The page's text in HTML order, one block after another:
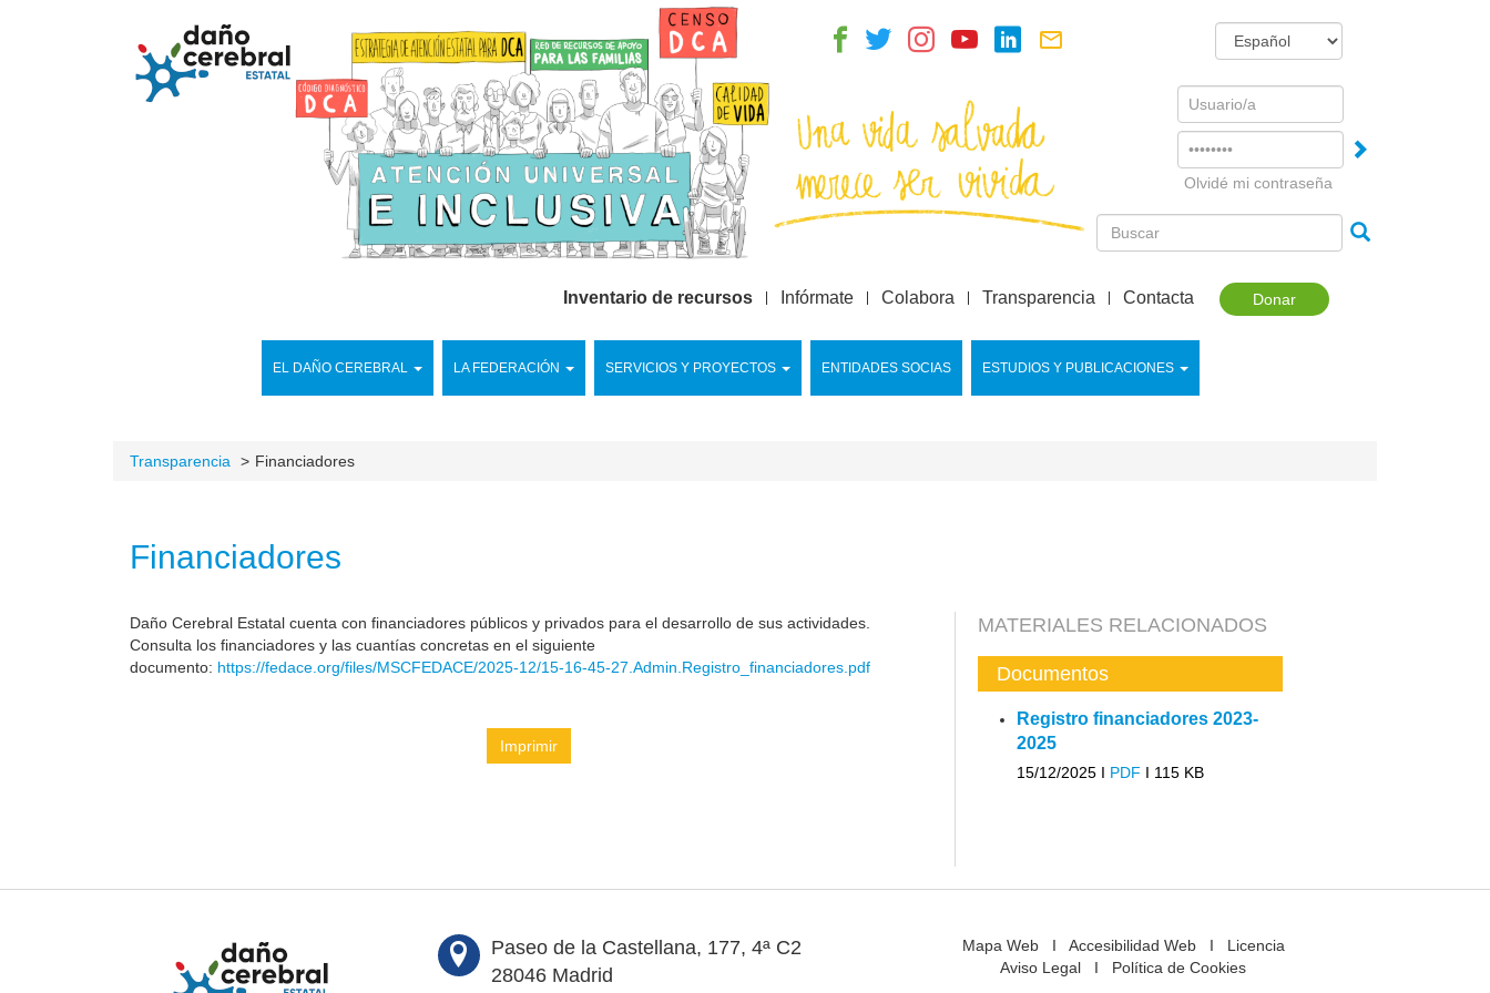
Username
Olvidé mi contraseña
Donar
EL DAÑO CEREBRAL LA FEDERACIÓN SERVICIOS Y PROYECTOS ENTIDADES SOCIAS ESTUDIOS Y PUBLICACIONES
Inventario de recursos Infórmate Colabora Transparencia Contacta
Transparencia Financiadores
Financiadores
Daño Cerebral Estatal cuenta con financiadores públicos y privados para el desarrollo de sus actividades.
Consulta los financiadores y las cuantías concretas en el siguiente
documento: https://fedace.org/files/MSCFEDACE/2025-12/15-16-45-27.Admin.Registro_financiadores.pdf
Imprimir
MATERIALES RELACIONADOS
Documentos
Registro financiadores 2023-
2025
15/12/2025 I PDF I 115 KB
Paseo de la Castellana, 177, 4ª C2
28046 Madrid
Mapa WebI Accesibilidad WebI Licencia
Aviso Legal I Política de Cookies